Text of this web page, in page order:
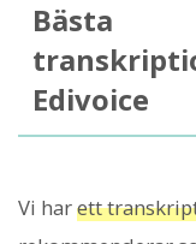
Bästa
Edivoice
Vi harett